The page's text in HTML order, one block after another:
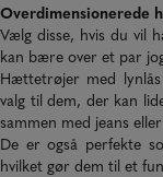
Overdimensionerede
Vælg disse, hvis du vil
kan bære over et par
Hættetrøjer med
valg til dem, der kan
sammen med jeans
De er også perfekte
hvilket gør dem til et